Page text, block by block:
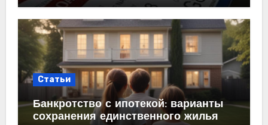
Статьи
Банкротство с ипотекой: варианты
сохранения единственного жилья